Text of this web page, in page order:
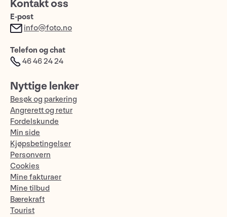
Kontakt oss
E-post
info@foto.no
Telefon og chat
46 46 24 24
Nyttige lenker
Besøk og parkering
Angrerett og retur
Fordelskunde
Min side
Kjøpsbetingelser
Personvern
Cookies
Mine fakturaer
Mine tilbud
Bærekraft
Tourist